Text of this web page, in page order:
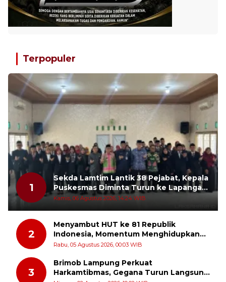
Terpopuler
1
Sekda Lamtim Lantik 38 Pejabat, Kepala
Puskesmas Diminta Turun ke Lapangan
dan Hadir di Tengah Masyarakat
Kamis, 06 Agustus 2026, 14:24 WIB
2
Menyambut HUT ke 81 Republik
Indonesia, Momentum Menghidupkan
Kembali Semangat Juang Para Pahlawan
Rabu, 05 Agustus 2026, 00:03 WIB
3
Brimob Lampung Perkuat
Harkamtibmas, Gegana Turun Langsung